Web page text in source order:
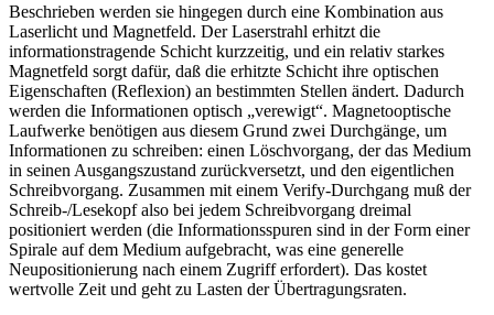
Beschrieben werden sie hingegen durch eine Kombination aus
Laserlicht und Magnetfeld. Der Laserstrahl erhitzt die
informationstragende Schicht kurzzeitig, und ein relativ starkes
Magnetfeld sorgt dafür, daß die erhitzte Schicht ihre optischen
Eigenschaften (Reflexion) an bestimmten Stellen ändert. Dadurch
werden die Informationen optisch „verewigt“. Magnetooptische
Laufwerke benötigen aus diesem Grund zwei Durchgänge, um
Informationen zu schreiben: einen Löschvorgang, der das Medium
in seinen Ausgangszustand zurückversetzt, und den eigentlichen
Schreibvorgang. Zusammen mit einem Verify-Durchgang muß der
Schreib-/Lesekopf also bei jedem Schreibvorgang dreimal
positioniert werden (die Informationsspuren sind in der Form einer
Spirale auf dem Medium aufgebracht, was eine generelle
Neupositionierung nach einem Zugriff erfordert). Das kostet
wertvolle Zeit und geht zu Lasten der Übertragungsraten.